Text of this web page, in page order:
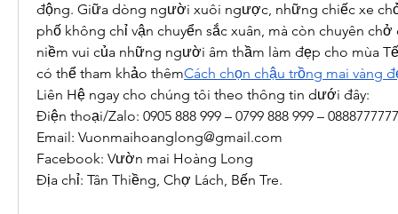
động. Giữa dòng người xuôi ngược, những chiếc xe
phố không chỉ vận chuyển sắc xuân, mà còn chuyên chở
niềm vui của những người âm thầm làm đẹp cho mùa
có thể tham khảo thêmCách chọn chậu trồng mai vàng
Liên Hệ ngay cho chúng tôi theo thông tin dưới đây:
Điện thoại/Zalo: 0905 888 999 – 0799 888 999 – 0888777777
Email: Vuonmaihoanglong@gmail.com
Facebook: Vườn mai Hoàng Long
Địa chỉ: Tân Thiềng, Chợ Lách, Bến Tre.